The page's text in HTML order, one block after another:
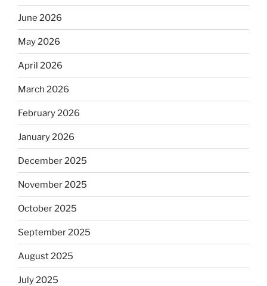
June 2026
May 2026
April 2026
March 2026
February 2026
January 2026
December 2025
November 2025
October 2025
September 2025
August 2025
July 2025